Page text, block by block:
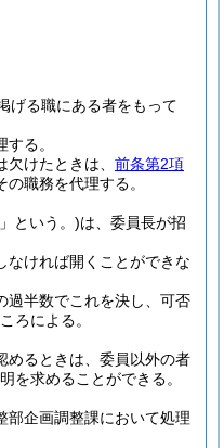
げる職にある者をもって
る。
けたときは、 前条第2項
職務を代理する。
という。)は、委員長が招
なければ開くことができな
過半数でこれを決し、可否
ろによる。
めるときは、委員以外の者
を求めることができる。
部企画調整課において処理